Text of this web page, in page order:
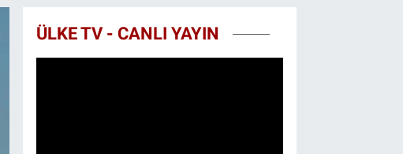
ÜLKE TV - CANLI YAYIN